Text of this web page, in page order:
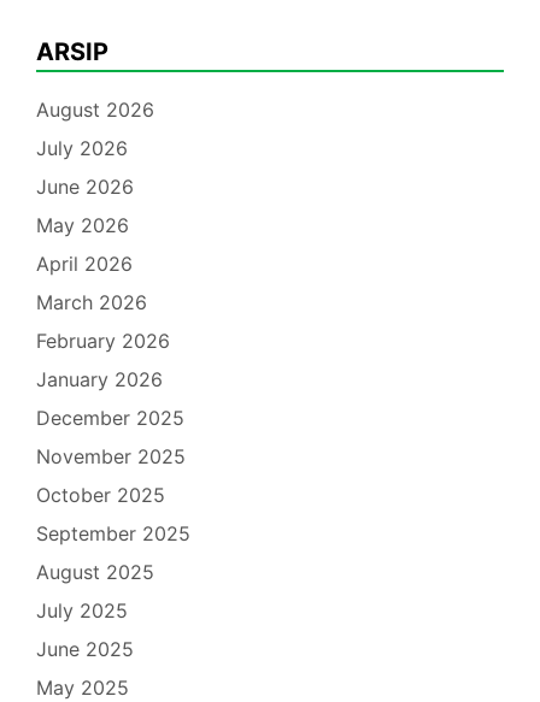
ARSIP
August 2026
July 2026
June 2026
May 2026
April 2026
March 2026
February 2026
January 2026
December 2025
November 2025
October 2025
September 2025
August 2025
July 2025
June 2025
May 2025